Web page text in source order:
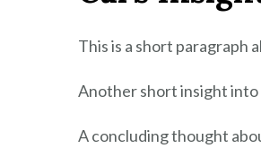
This is a short paragraph
Another short insight into
A concluding thought